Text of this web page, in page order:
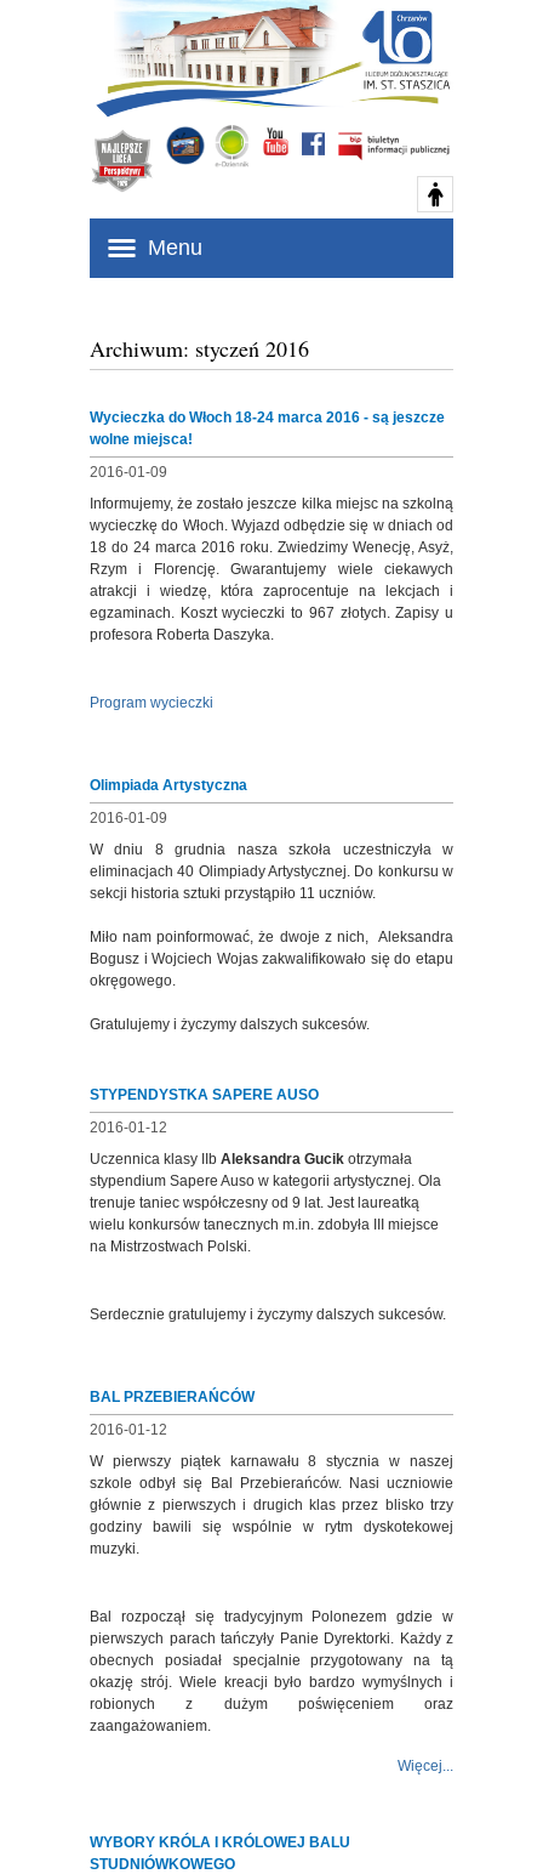
Menu
Archiwum: styczeń 2016
Wycieczka do Włoch 18-24 marca 2016 - są jeszcze
wolne miejsca!
2016-01-09
Informujemy, że zostało jeszcze kilka miejsc na szkolną
wycieczkę do Włoch. Wyjazd odbędzie się w dniach od
18 do 24 marca 2016 roku. Zwiedzimy Wenecję, Asyż,
Rzym i Florencję. Gwarantujemy wiele ciekawych
atrakcji i wiedzę, która zaprocentuje na lekcjach i
egzaminach. Koszt wycieczki to 967 złotych. Zapisy u
profesora Roberta Daszyka.
Program wycieczki
Olimpiada Artystyczna
2016-01-09
W dniu 8 grudnia nasza szkoła uczestniczyła w
eliminacjach 40 Olimpiady Artystycznej. Do konkursu w
sekcji historia sztuki przystąpiło 11 uczniów.
Miło nam poinformować, że dwoje z nich, Aleksandra
Bogusz i Wojciech Wojas zakwalifikowało się do etapu
okręgowego.
Gratulujemy i życzymy dalszych sukcesów.
STYPENDYSTKA SAPERE AUSO
2016-01-12
Uczennica klasy IIb Aleksandra Gucik otrzymała
stypendium Sapere Auso w kategorii artystycznej. Ola
trenuje taniec współczesny od 9 lat. Jest laureatką
wielu konkursów tanecznych m.in. zdobyła III miejsce
na Mistrzostwach Polski.
Serdecznie gratulujemy i życzymy dalszych sukcesów.
BAL PRZEBIERAŃCÓW
2016-01-12
W pierwszy piątek karnawału 8 stycznia w naszej
szkole odbył się Bal Przebierańców. Nasi uczniowie
głównie z pierwszych i drugich klas przez blisko trzy
godziny bawili się wspólnie w rytm dyskotekowej
muzyki.
Bal rozpoczął się tradycyjnym Polonezem gdzie w
pierwszych parach tańczyły Panie Dyrektorki. Każdy z
obecnych posiadał specjalnie przygotowany na tą
okazję strój. Wiele kreacji było bardzo wymyślnych i
robionych z dużym poświęceniem oraz
zaangażowaniem.
Więcej...
WYBORY KRÓLA I KRÓLOWEJ BALU
STUDNIÓWKOWEGO